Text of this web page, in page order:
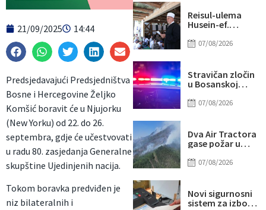
21/09/2025 14:44
Predsjedavajući Predsjedništva
Bosne i Hercegovine Željko
Komšić boravit će u Njujorku
(New Yorku) od 22. do 26.
septembra, gdje će učestvovati
u radu 80. zasjedanja Generalne
skupštine Ujedinjenih nacija.
Tokom boravka predviđen je
niz bilateralnih i
Reisul-ulema
Husein-ef.
Igmanu: Bosna
za koju se živi
07/08/2026
Stravičan zločin
u Bosanskoj
ubila muža
07/08/2026
Dva Air Tractora
gase požar u
subotu stiže i
07/08/2026
Novi sigurnosni
sistem za izbore